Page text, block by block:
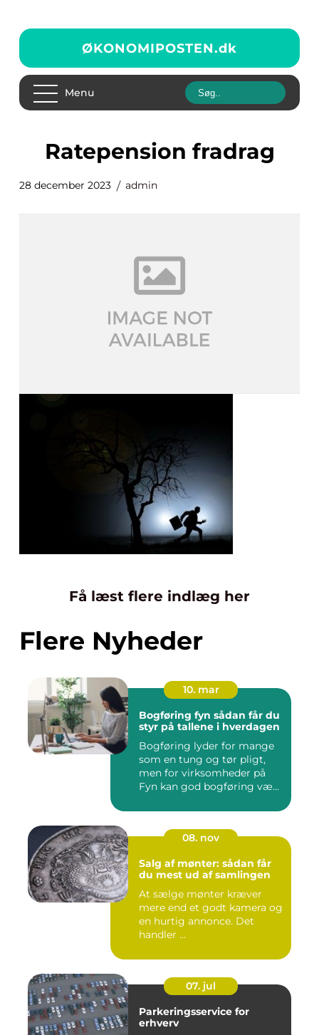
ØKONOMIPOSTEN.dk
Menu
ratepension fradrag
28 december 2023 admin
Få læst flere indlæg her
Flere Nyheder
10. mar
Bogføring fyn sådan får du
styr på tallene i hverdagen
Bogføring lyder for mange
som en tung og tør pligt,
men for virksomheder på
Fyn kan god bogføring væ...
08. nov
Salg af mønter: sådan får
du mest ud af samlingen
At sælge mønter kræver
mere end et godt kamera og
en hurtig annonce. Det
handler ...
07. jul
Parkeringsservice for
erhverv